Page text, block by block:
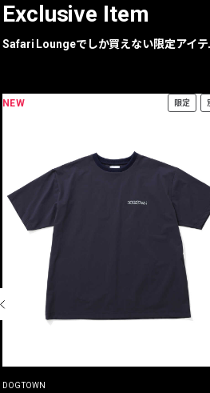
Exclusive Item
Safari Loungeでしか買えない限定アイテ
NEW 限定
DOGTOWN